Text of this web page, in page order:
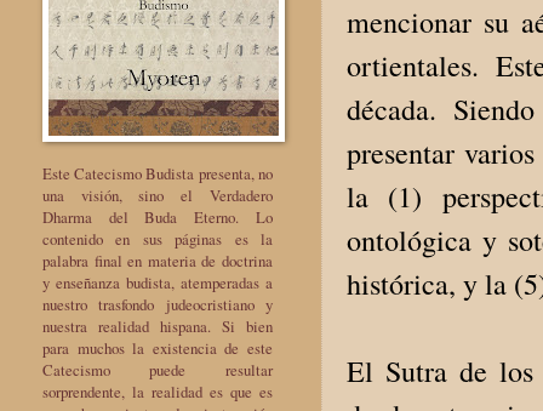
mencionar su
ortientales.
década.
presentar
la (1)
ontológica y
histórica, y la
El Sutra de los
Este Catecismo Budista presenta, no
una visión, sino el Verdadero
Dharma del Buda Eterno. Lo
contenido en sus páginas es la
palabra final en materia de doctrina
y enseñanza budista, atemperadas a
nuestro trasfondo judeocristiano y
nuestra realidad hispana. Si bien
para muchos la existencia de este
Catecismo puede resultar
sorprendente, la realidad es que es